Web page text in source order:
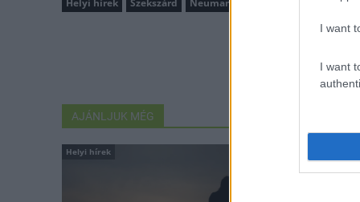
I want
I want
AJÁNLJUK MÉG
Helyi hírek